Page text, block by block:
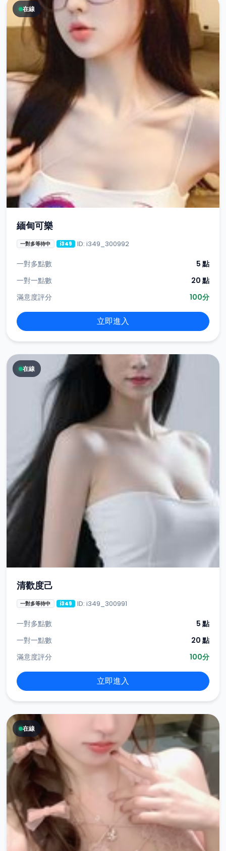
在線
緬甸可樂
一對多等待中 i349 ID: i349_300992
一對多點數
5 點
一對一點數
20 點
滿意度評分
100分
立即進入
在線
清歡度己
一對多等待中 i349 ID: i349_300991
一對多點數
5 點
一對一點數
20 點
滿意度評分
100分
立即進入
在線